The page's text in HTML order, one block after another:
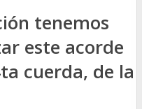
tenemos
este acorde
cuerda, de la